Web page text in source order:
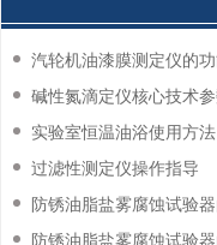
实验室恒温油浴使用方法
过滤性测定仪操作指导